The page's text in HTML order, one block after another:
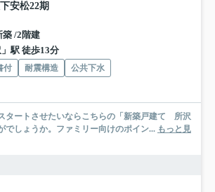
安松22期
築 /2階建
駅 徒歩13分
付 耐震構造
公共下水
タートさせたいならこちらの「新築戸建て 所沢
でしょうか。ファミリー向けのポイン... もっと見